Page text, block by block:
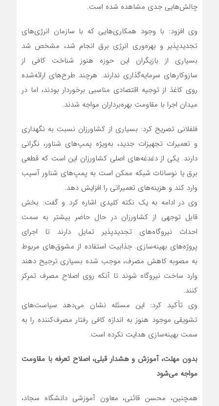
چالش‌هایی جدی مشاهده شده است.
وی افزود: با وجود همکاری‌هایی که با سازمان انرژی‌های
تجدیدپذیر و بهره‌وری انرژی برق انجام شد، مشخص شد
بسیاری از بازیگران این حوزه هنوز شناخت کافی از
سازوکارهای سرمایه‌گذاری ندارند. هرچند طرح‌های ارائه‌شده
روی کاغذ از توجیه اقتصادی مناسبی برخوردار بودند، اما در
میدان اجرا با مقاومت بهره‌برداران مواجه شدند.
فلفلانی تصریح کرد: بسیاری از کشاورزان نسبت به نگهداری
و تعمیرات تجهیزات جدید، به‌ویژه پمپ‌های شناور، نگرانی
دارند. یکی از دغدغه‌های اصلی کشاورزان این است که قطعی
برق یا نوسانات شبکه ممکن است به پمپ‌های شناور آسیب
وارد کند و هزینه‌های تعمیراتی را افزایش دهد.
وی در ادامه به یک نکته کلیدی اشاره کرد و گفت: بخش
قابل توجهی از کشاورزان در حال حاضر بیشتر به سمت
احداث نیروگاه‌های تجدیدپذیر تمایل دارند تا اجرای
پروژه‌های بهینه‌سازی. جذابیت استفاده از مشوق‌های مربوط
به مصوبه کاهش مصرف، موجب شده بسیاری ترجیح دهند
وارد ساخت نیروگاه شوند تا آنکه روی اصلاح مصرف تمرکز
کنند.
وی تأکید کرد: این مسئله نشان می‌دهد سیاست‌های
تشویقی موجود هنوز به اندازه کافی رفتار مصرف‌کننده را به
سمت بهینه‌سازی هدایت نکرده است.
بدون مهلت، آموزش و هشدار قبلی، اصلاح تعرفه با مقاومت
مواجه می‌شود
همچنین، محسن قائنی، معاون آموزشی دانشگاه سجاد،